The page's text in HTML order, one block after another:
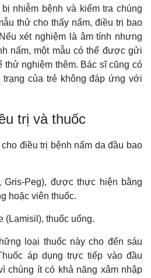
nhiễm bệnh và kiểm tra chúng
thử cho thấy nấm, điều trị bao
xét nghiệm là âm tính nhưng
nấm, một mẫu có thể được gửi
thử nghiệm thêm. Bác sĩ cũng có
của trẻ không đáp ứng với
trị và thuốc
điều trị bệnh nấm da đầu bao
Gris-Peg), được thực hiện bằng
hoặc viên thuốc.
(Lamisil), thuốc uống.
loại thuốc này cho đến sáu
áp dụng trực tiếp vào đầu
chúng ít có khả năng xâm nhập